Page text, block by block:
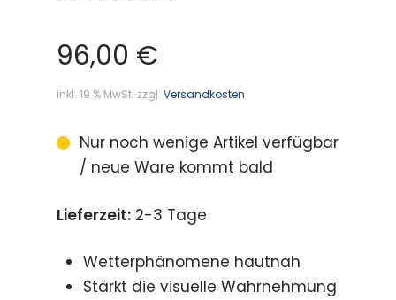
96,00 €
inkl. 19 % MwSt. zzgl. Versandkosten
Nur noch wenige Artikel verfügbar
/ neue Ware kommt bald
Lieferzeit: 2-3 Tage
Wetterphänomene hautnah
Stärkt die visuelle Wahrnehmung